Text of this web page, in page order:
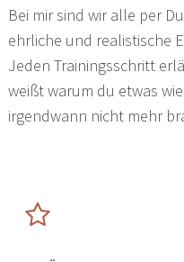
Bei mir sind wir alle per
ehrliche und realistische
Jeden Trainingsschritt
weißt warum du etwas
irgendwann nicht mehr